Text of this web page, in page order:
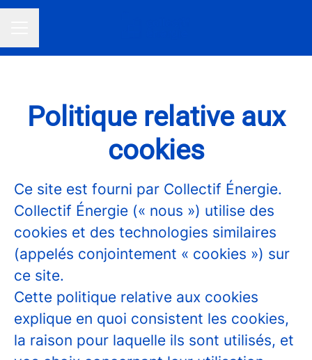
Politique relative aux
cookies
Ce site est fourni par Collectif Énergie.
Collectif Énergie (« nous ») utilise des
cookies et des technologies similaires
(appelés conjointement « cookies ») sur
ce site.
Cette politique relative aux cookies
explique en quoi consistent les cookies,
la raison pour laquelle ils sont utilisés, et